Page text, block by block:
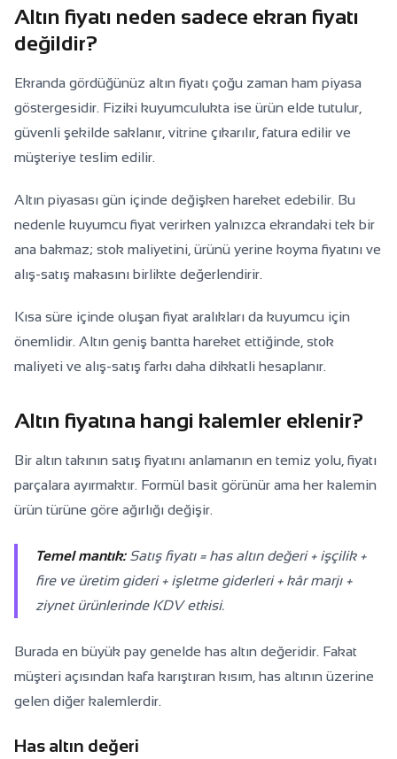
Altın fiyatı neden sadece ekran fiyatı
değildir?
Ekranda gördüğünüz altın fiyatı çoğu zaman ham piyasa
göstergesidir. Fiziki kuyumculukta ise ürün elde tutulur,
güvenli şekilde saklanır, vitrine çıkarılır, fatura edilir ve
müşteriye teslim edilir.
Altın piyasası gün içinde değişken hareket edebilir. Bu
nedenle kuyumcu fiyat verirken yalnızca ekrandaki tek bir
ana bakmaz; stok maliyetini, ürünü yerine koyma fiyatını ve
alış-satış makasını birlikte değerlendirir.
Kısa süre içinde oluşan fiyat aralıkları da kuyumcu için
önemlidir. Altın geniş bantta hareket ettiğinde, stok
maliyeti ve alış-satış farkı daha dikkatli hesaplanır.
Altın fiyatına hangi kalemler eklenir?
Bir altın takının satış fiyatını anlamanın en temiz yolu, fiyatı
parçalara ayırmaktır. Formül basit görünür ama her kalemin
ürün türüne göre ağırlığı değişir.
Temel mantık:Satış fiyatı = has altın değeri + işçilik +
fire ve üretim gideri + işletme giderleri + kâr marjı +
ziynet ürünlerinde KDV etkisi.
Burada en büyük pay genelde has altın değeridir. Fakat
müşteri açısından kafa karıştıran kısım, has altının üzerine
gelen diğer kalemlerdir.
Has altın değeri